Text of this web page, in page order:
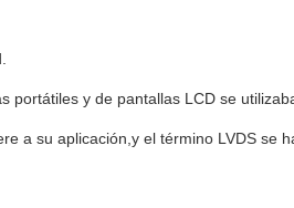
portátiles y de pantallas LCD se
a su aplicación,y el término LVDS se